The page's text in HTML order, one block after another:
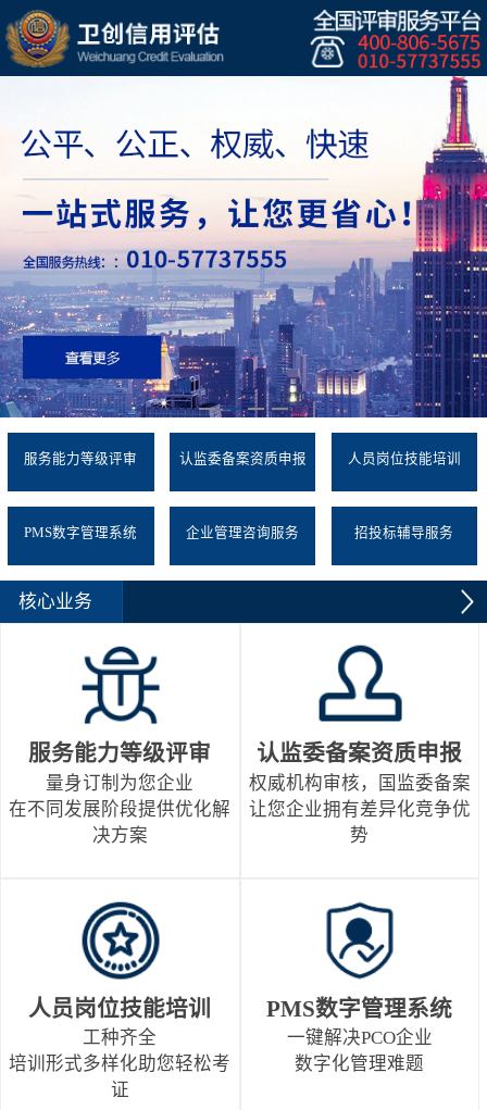
服务能力等级评审 认监委备案资质申报 人员岗位技能培训
PMS数字管理系统 企业管理咨询服务 招投标辅导服务
核心业务
服务能力等级评审
量身订制为您企业
在不同发展阶段提供优化解
决方案
认监委备案资质申报
权威机构审核，国监委备案
让您企业拥有差异化竞争优
势
人员岗位技能培训
工种齐全
培训形式多样化助您轻松考
证
PMS数字管理系统
一键解决PCO企业
数字化管理难题